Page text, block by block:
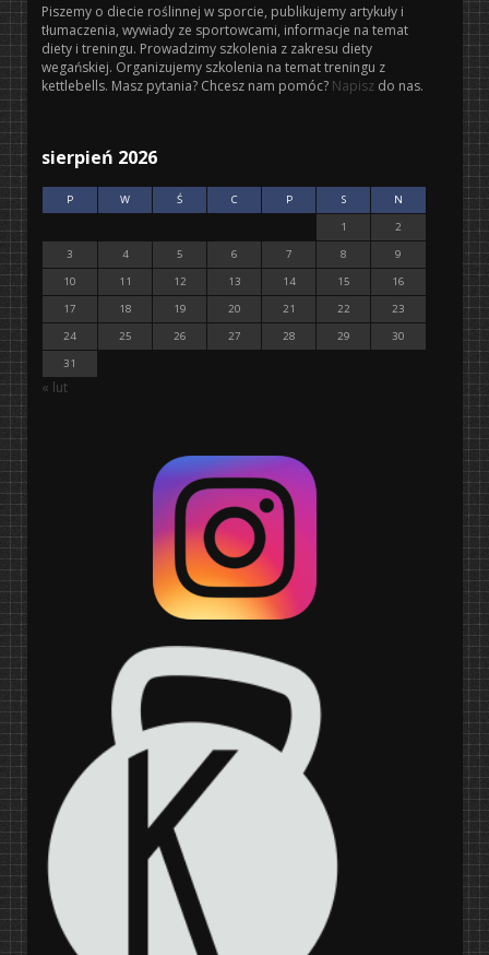
Piszemy o diecie roślinnej w sporcie, publikujemy artykuły i
tłumaczenia, wywiady ze sportowcami, informacje na temat
diety i treningu. Prowadzimy szkolenia z zakresu diety
wegańskiej. Organizujemy szkolenia na temat treningu z
kettlebells. Masz pytania? Chcesz nam pomóc? Napisz do nas.
sierpień 2026
P W Ś C P S
N
1
2
3
4 5 6 7 8
9
10
11 12 13 14 15
16
17
18 19 20 21 22
23
24
25 26 27 28 29
30
31
« lut